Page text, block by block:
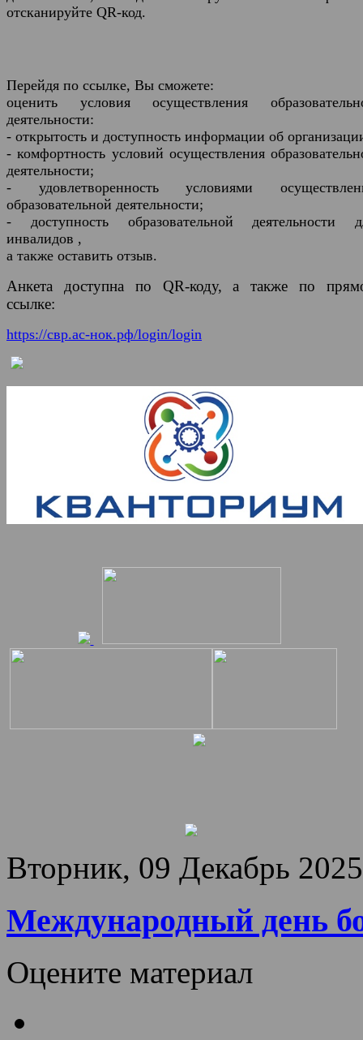
отсканируйте QR-код.
Перейдя по ссылке, Вы сможете:
оценить условия осуществления
деятельности:
- открытость и доступность информации об
- комфортность условий осуществления
деятельности;
- удовлетворенность условиями
образовательной деятельности;
- доступность образовательной деятельности
инвалидов ,
а также оставить отзыв.
Анкета доступна по QR-коду, а также по
ссылке:
https://свр.ас-нок.рф/login/login
Вторник, 09 Декабрь
Международный день
Оцените материал